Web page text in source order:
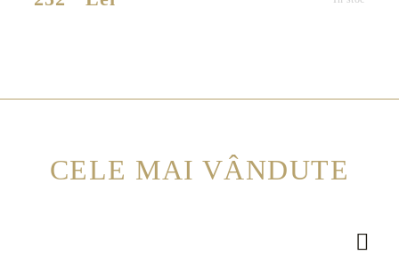
CELE MAI VÂNDUTE